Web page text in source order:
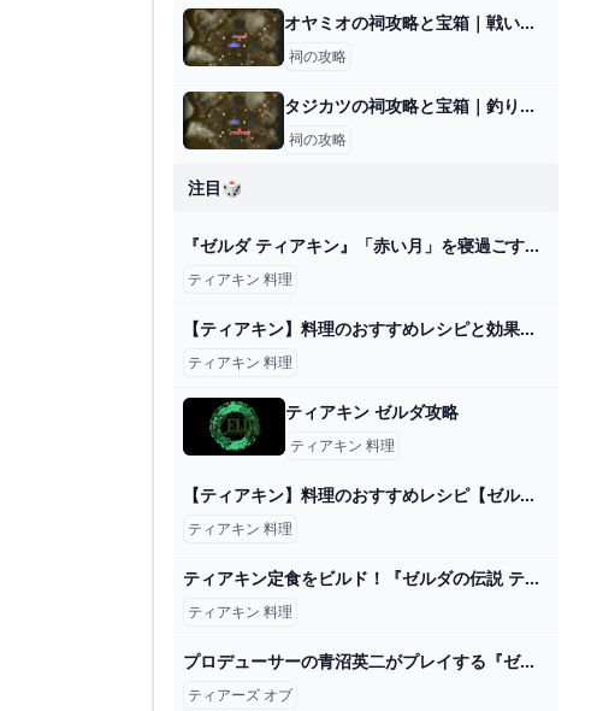
オヤミオの祠攻略と宝箱｜戦いの教え 投げの極意
祠の攻略
タジカツの祠攻略と宝箱｜釣り合うかたち
祠の攻略
注目🎲
『ゼルダ ティアキン』「赤い月」を寝過ごすなんて、もったいない！ 実は料理が“大成功”になるボーナスタイム 9枚目の写真・画像 インサイド
ティアキン 料理
【ティアキン】料理のおすすめレシピと効果【ゼルダの伝説ティアーズオブザキングダム】 ティアキン（ゼルダの伝説ティアーズオブザキングダム）攻略wiki - ゲーム乱舞
ティアキン 料理
ティアキン ゼルダ攻略
ティアキン 料理
【ティアキン】料理のおすすめレシピ【ゼルダの伝説ティアーズオブザキングダム】｜ゲームエイト
ティアキン 料理
ティアキン定食をビルド！『ゼルダの伝説 ティアキン』でハイラルを走り回り、ミルク粥をすすり肉を喰らう―ハードコアゲーミング料理 インサイド
ティアキン 料理
プロデューサーの青沼英二がプレイする『ゼルダの伝説 ティアーズ オブ ザ キングダム』 - YouTube
ティアーズ オブ